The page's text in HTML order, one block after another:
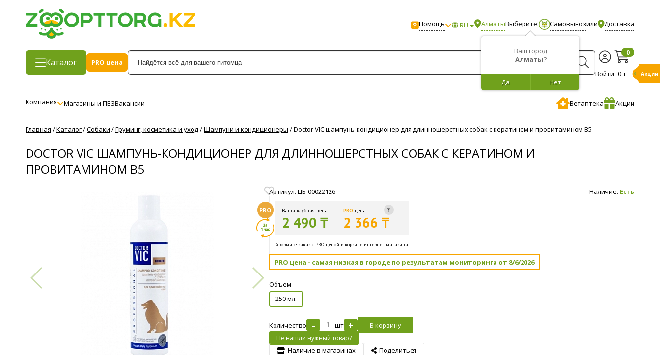
Помощь RU Алматы
Ваш город
Алматы?
Нет
Да
Выберите: Самовывозили Доставка
Каталог
PRO цена
Войти
0
0 ₸
Компания Магазины и ПВЗВакансии Ветаптека Акции
Главная /Каталог/Собаки /Груминг, косметика и уход/Шампуни и кондиционеры /Doctor VIC шампунь-кондиционер для длинношерстных собак с кератином и провитамином В5
DOCTOR VIC ШАМПУНЬ-КОНДИЦИОНЕР ДЛЯ ДЛИННОШЕРСТНЫХ СОБАК С КЕРАТИНОМ И
ПРОВИТАМИНОМ В5
PRO
Артикул: ЦБ-00022126 Наличие: Есть
Ваша клубная цена:
2 490 ₸
PRO цена:
2 366 ₸
Оформите заказ с PRO ценой в корзине интернет-магазина.
PRO цена - самая низкая в городе по результатам мониторинга от 8/6/2026
Объем
250 мл.
Количество - шт + В корзину
Не нашли нужный товар?
Наличие в магазинах Поделиться
Акции